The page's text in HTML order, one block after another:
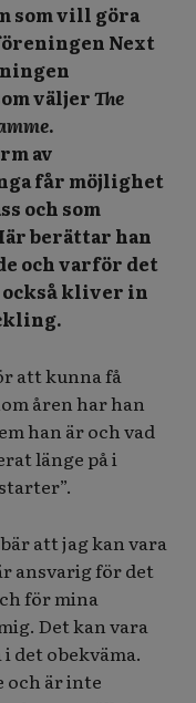
som vill göra
Next
väljerThe
.
av
får möjlighet
och som
berättar han
och varför det
kliver in
att kunna få
åren har han
han är och vad
länge på i
att jag kan vara
ansvarig för det
för mina
Det kan vara
det obekväma.
och är inte